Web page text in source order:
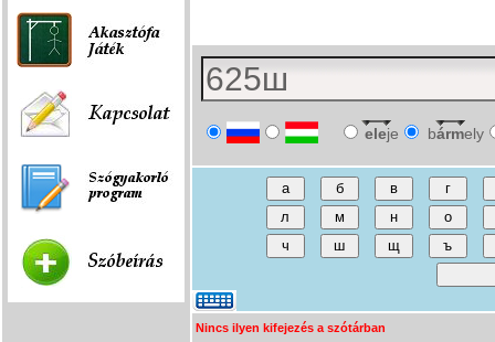
eleje bármely
Nincs ilyen kifejezés a szótárban